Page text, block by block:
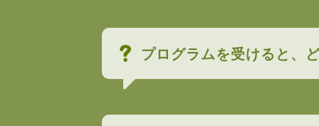
プログラムを受けると、